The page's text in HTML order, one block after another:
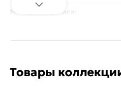
Материал каркаса:
Глубина сиденья (см):
Товары